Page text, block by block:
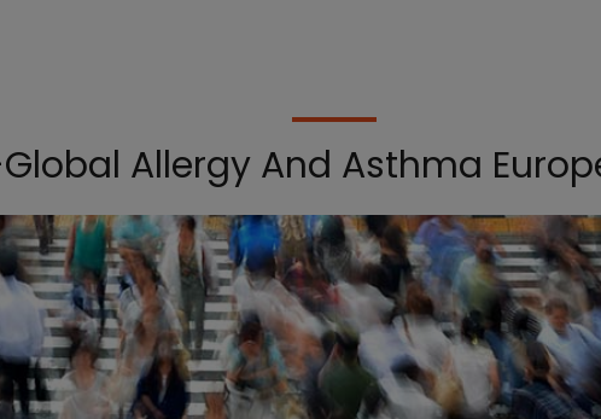
Global Allergy And Asthma